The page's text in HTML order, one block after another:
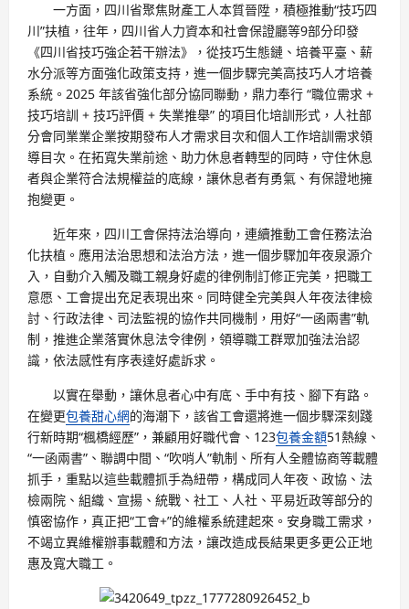
一方面，四川省聚焦財產工人本質晉陞，積極推動“技巧四
川”扶植，往年，四川省人力資本和社會保證廳等9部分印發
《四川省技巧強企若干辦法》，從技巧生態鏈、培養平臺、薪
水分派等方面強化政策支持，進一個步驟完美高技巧人才培養
系統。2025 年該省強化部分協同聯動，鼎力奉行 “職位需求 +
技巧培訓 + 技巧評價 + 失業推舉” 的項目化培訓形式，人社部
分會同業業企業按期發布人才需求目次和個人工作培訓需求領
導目次。在拓寬失業前途、助力休息者轉型的同時，守住休息
者與企業符合法規權益的底線，讓休息者有勇氣、有保證地擁
抱變更。
近年來，四川工會保持法治導向，連續推動工會任務法治
化扶植。應用法治思想和法治方法，進一個步驟加年夜泉源介
入，自動介入觸及職工親身好處的律例制訂修正完美，把職工
意愿、工會提出充足表現出來。同時健全完美與人年夜法律檢
討、行政法律、司法監視的協作共同機制，用好“一函兩書”軌
制，推進企業落實休息法令律例，領導職工群眾加強法治認
識，依法感性有序表達好處訴求。
以實在舉動，讓休息者心中有底、手中有技、腳下有路。
在變更包養甜心網的海潮下，該省工會還將進一個步驟深刻踐
行新時期“楓橋經歷”，兼顧用好職代會、123包養金額51熱線、
“一函兩書”、聯調中間、“吹哨人”軌制、所有人全體協商等載體
抓手，重點以這些載體抓手為紐帶，構成同人年夜、政協、法
檢兩院、組織、宣揚、統戰、社工、人社、平易近政等部分的
慎密協作，真正把“工會+”的維權系統建起來。安身職工需求，
不竭立異維權辦事載體和方法，讓改造成長結果更多更公正地
惠及寬大職工。